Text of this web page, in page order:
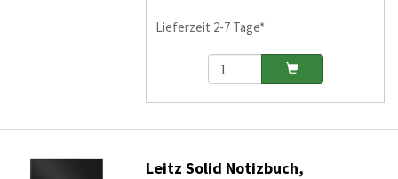
Lieferzeit 2-7 Tage*
Leitz Solid Notizbuch,